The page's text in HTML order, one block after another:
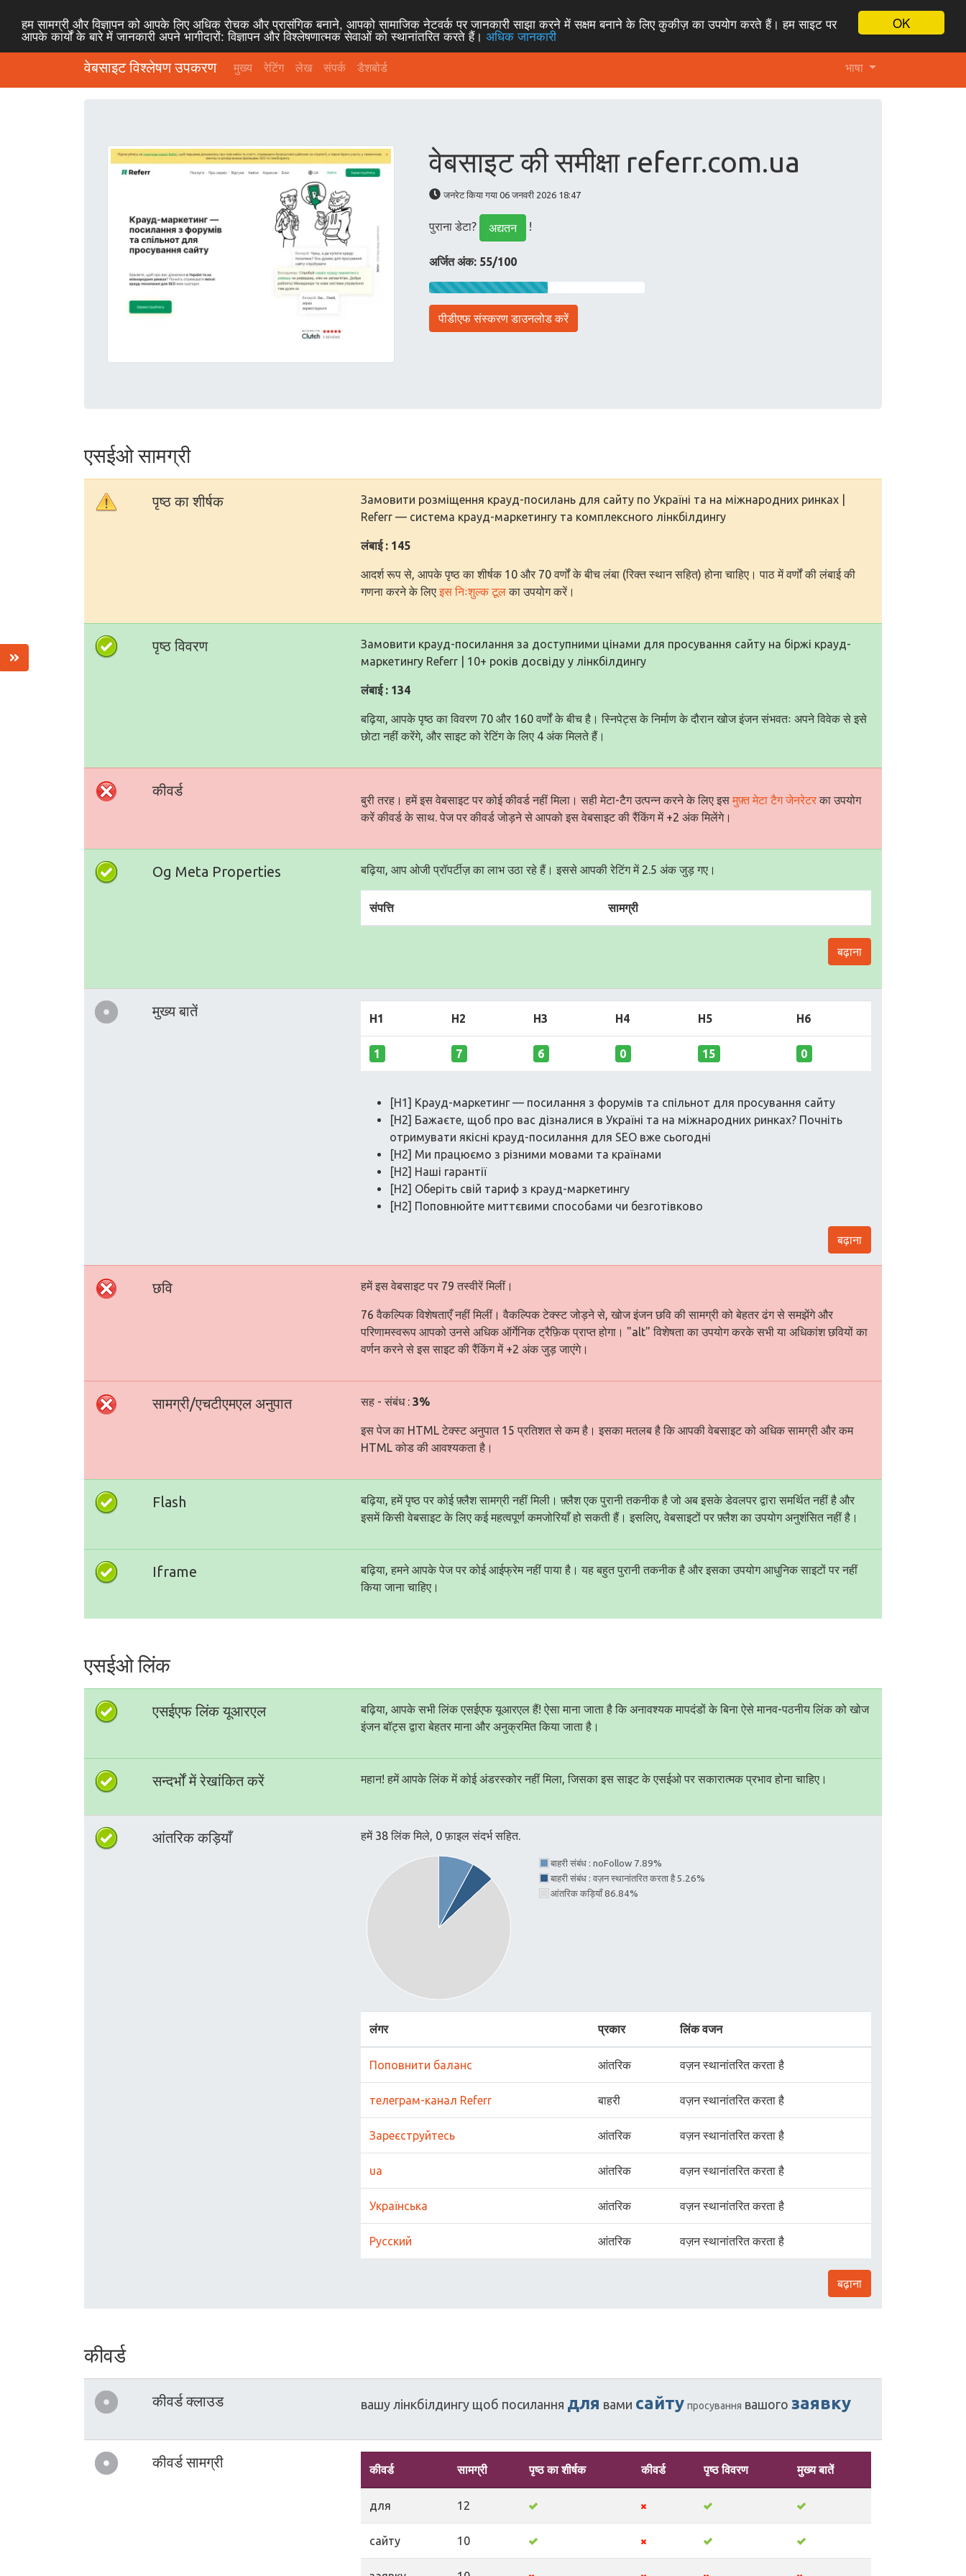
OK
हम सामग्री और विज्ञापन को आपके लिए अधिक रोचक और प्रासंगिक बनाने, आपको सामाजिक नेटवर्क पर जानकारी साझा करने में सक्षम बनाने के लिए कुकीज़ का उपयोग करते हैं। हम साइट पर
आपके कार्यों के बारे में जानकारी अपने भागीदारों: विज्ञापन और विश्लेषणात्मक सेवाओं को स्थानांतरित करते हैं। अधिक जानकारी
वेबसाइट विश्लेषण उपकरण मुख्य रेटिंग लेख संपर्क डैशबोर्ड भाषा
वेबसाइट की समीक्षा referr.com.ua
जनरेट किया गया 06 जनवरी 2026 18:47
पुराना डेटा? अद्यतन !
अर्जित अंक: 55/100
पीडीएफ संस्करण डाउनलोड करें
एसईओ सामग्री
पृष्ठ का शीर्षक
Замовити розміщення крауд-посилань для сайту по Україні та на міжнародних ринках |
Referr — система крауд-маркетингу та комплексного лінкбілдингу
लंबाई : 145
आदर्श रूप से, आपके पृष्ठ का शीर्षक 10 और 70 वर्णों के बीच लंबा (रिक्त स्थान सहित) होना चाहिए। पाठ में वर्णों की लंबाई की
गणना करने के लिए इस निःशुल्क टूलका उपयोग करें।
पृष्ठ विवरण
Замовити крауд-посилання за доступними цінами для просування сайту на біржі крауд-
маркетингу Referr | 10+ років досвіду у лінкбілдингу
लंबाई : 134
बढ़िया, आपके पृष्ठ का विवरण 70 और 160 वर्णों के बीच है। स्निपेट्स के निर्माण के दौरान खोज इंजन संभवतः अपने विवेक से इसे
छोटा नहीं करेंगे, और साइट को रेटिंग के लिए 4 अंक मिलते हैं।
कीवर्ड
बुरी तरह। हमें इस वेबसाइट पर कोई कीवर्ड नहीं मिला। सही मेटा-टैग उत्पन्न करने के लिए इस मुफ़्त मेटा टैग जेनरेटरका उपयोग
करें कीवर्ड के साथ. पेज पर कीवर्ड जोड़ने से आपको इस वेबसाइट की रैंकिंग में +2 अंक मिलेंगे।
Og Meta Properties बढ़िया, आप ओजी प्रॉपर्टीज़ का लाभ उठा रहे हैं। इससे आपकी रेटिंग में 2.5 अंक जुड़ गए।
संपत्ति सामग्री
बढ़ाना
मुख्य बातें H1 H2 H3 H4 H5 H6
1 7 6 0 15 0
[H1] Крауд-маркетинг — посилання з форумів та спільнот для просування сайту
[H2] Бажаєте, щоб про вас дізналися в Україні та на міжнародних ринках? Почніть
отримувати якісні крауд-посилання для SEO вже сьогодні
[H2] Ми працюємо з різними мовами та країнами
[H2] Наші гарантії
[H2] Оберіть свій тариф з крауд-маркетингу
[H2] Поповнюйте миттєвими способами чи безготівково
बढ़ाना
छवि हमें इस वेबसाइट पर 79 तस्वीरें मिलीं।
76 वैकल्पिक विशेषताएँ नहीं मिलीं। वैकल्पिक टेक्स्ट जोड़ने से, खोज इंजन छवि की सामग्री को बेहतर ढंग से समझेंगे और
परिणामस्वरूप आपको उनसे अधिक ऑर्गेनिक ट्रैफ़िक प्राप्त होगा। "alt" विशेषता का उपयोग करके सभी या अधिकांश छवियों का
वर्णन करने से इस साइट की रैंकिंग में +2 अंक जुड़ जाएंगे।
सामग्री/एचटीएमएल अनुपात सह - संबंध : 3%
इस पेज का HTML टेक्स्ट अनुपात 15 प्रतिशत से कम है। इसका मतलब है कि आपकी वेबसाइट को अधिक सामग्री और कम
HTML कोड की आवश्यकता है।
Flash
बढ़िया, हमें पृष्ठ पर कोई फ़्लैश सामग्री नहीं मिली। फ़्लैश एक पुरानी तकनीक है जो अब इसके डेवलपर द्वारा समर्थित नहीं है और
इसमें किसी वेबसाइट के लिए कई महत्वपूर्ण कमजोरियाँ हो सकती हैं। इसलिए, वेबसाइटों पर फ़्लैश का उपयोग अनुशंसित नहीं है।
Iframe
बढ़िया, हमने आपके पेज पर कोई आईफ्रेम नहीं पाया है। यह बहुत पुरानी तकनीक है और इसका उपयोग आधुनिक साइटों पर नहीं
किया जाना चाहिए।
एसईओ लिंक
एसईएफ लिंक यूआरएल
बढ़िया, आपके सभी लिंक एसईएफ यूआरएल हैं! ऐसा माना जाता है कि अनावश्यक मापदंडों के बिना ऐसे मानव-पठनीय लिंक को खोज
इंजन बॉट्स द्वारा बेहतर माना और अनुक्रमित किया जाता है।
सन्दर्भों में रेखांकित करें महान! हमें आपके लिंक में कोई अंडरस्कोर नहीं मिला, जिसका इस साइट के एसईओ पर सकारात्मक प्रभाव होना चाहिए।
आंतरिक कड़ियाँ हमें 38 लिंक मिले, 0 फ़ाइल संदर्भ सहित.
बाहरी संबंध : noFollow 7.89%
बाहरी संबंध : वज़न स्थानांतरित करता है 5.26%
आंतरिक कड़ियाँ 86.84%
लंगर प्रकार लिंक वजन
Поповнити баланс आंतरिक वज़न स्थानांतरित करता है
телеграм-канал Referr बाहरी वज़न स्थानांतरित करता है
Зареєструйтесь आंतरिक वज़न स्थानांतरित करता है
ua आंतरिक वज़न स्थानांतरित करता है
Українська आंतरिक वज़न स्थानांतरित करता है
Русский आंतरिक वज़न स्थानांतरित करता है
बढ़ाना
कीवर्ड
कीवर्ड क्लाउड вашу лінкбілдингу щоб посилання для вами сайту просування вашого заявку
कीवर्ड सामग्री कीवर्ड सामग्री पृष्ठ का शीर्षक कीवर्ड पृष्ठ विवरण मुख्य बातें
для 12
сайту 10